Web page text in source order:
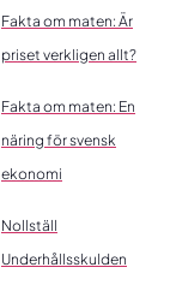
Fakta om maten: Är
priset verkligen allt?
Fakta om maten: En
näring för svensk
ekonomi
Nollställ
Underhållsskulden